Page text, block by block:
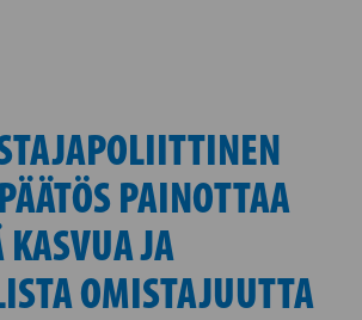
PAINOTTAA
KASVUA JA
OMISTAJUUTTA